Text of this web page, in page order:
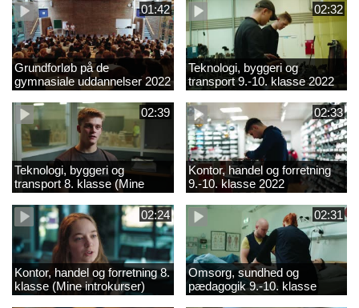
01:42
Grundforløb på de
gymnasiale uddannelser 2022
02:32
Teknologi, byggeri og
transport 9.-10. klasse 2022
02:39
Teknologi, byggeri og
transport 8. klasse (Mine
introkurser) 2022
02:33
Kontor, handel og forretning
9.-10. klasse 2022
02:24
Kontor, handel og forretning 8.
klasse (Mine introkurser)
2022
02:31
Omsorg, sundhed og
pædagogik 9.-10. klasse
2022